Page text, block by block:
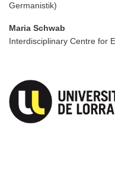
Germanistik)
Maria Schwab
Interdisciplinary Centre for